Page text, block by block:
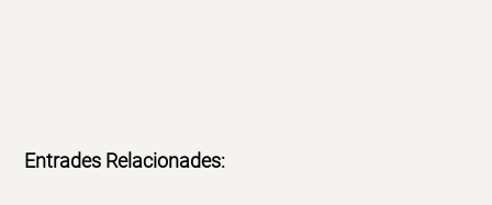
Entrades Relacionades: